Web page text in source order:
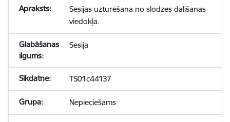
Sesijas uzturēšana no slodzes dalīšanas
viedokļa.
Sesija
TS01c44137
Nepieciešams